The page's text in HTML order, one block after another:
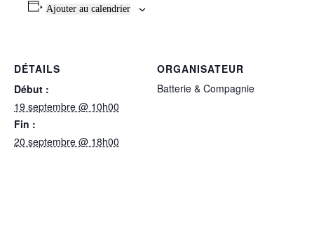
Ajouter au calendrier
DÉTAILS
Début :
19 septembre @ 10h00
Fin :
20 septembre @ 18h00
ORGANISATEUR
Batterie & Compagnie